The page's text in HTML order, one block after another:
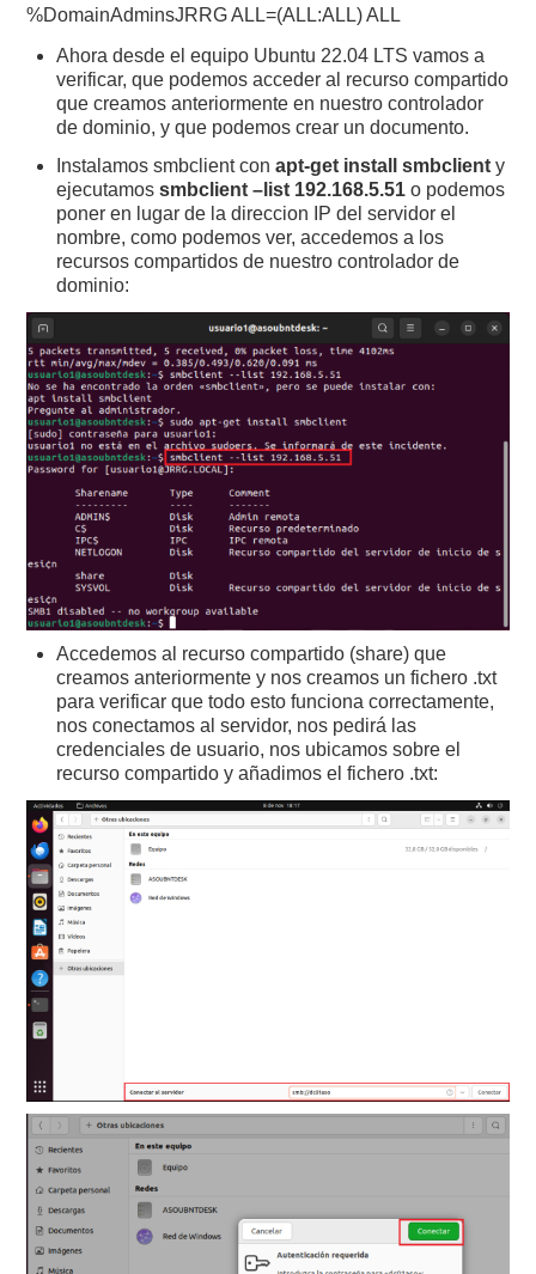
%DomainAdminsJRRG ALL=(ALL:ALL) ALL
Ahora desde el equipo Ubuntu 22.04 LTS vamos a
verificar, que podemos acceder al recurso compartido
que creamos anteriormente en nuestro controlador
de dominio, y que podemos crear un documento.
Instalamos smbclient conapt-get install smbclienty
ejecutamossmbclient –list 192.168.5.51 o podemos
poner en lugar de la direccion IP del servidor el
nombre, como podemos ver, accedemos a los
recursos compartidos de nuestro controlador de
dominio:
Accedemos al recurso compartido (share) que
creamos anteriormente y nos creamos un fichero .txt
para verificar que todo esto funciona correctamente,
nos conectamos al servidor, nos pedirá las
credenciales de usuario, nos ubicamos sobre el
recurso compartido y añadimos el fichero .txt: